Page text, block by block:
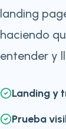
landing
haciendo
entender y
Landing y
Prueba